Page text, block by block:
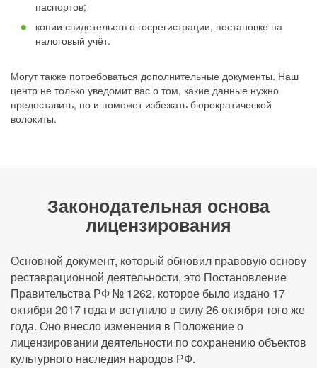
паспортов;
копии свидетельств о госрегистрации, постановке на
налоговый учёт.
Могут также потребоваться дополнительные документы. Наш
центр не только уведомит вас о том, какие данные нужно
предоставить, но и поможет избежать бюрократической
волокиты.
Законодательная основа
лицензирования
Основной документ, который обновил правовую основу
реставрационной деятельности, это Постановление
Правительства РФ № 1262, которое было издано 17
октября 2017 года и вступило в силу 26 октября того же
года. Оно внесло изменения в Положение о
лицензировании деятельности по сохранению объектов
культурного наследия народов РФ.